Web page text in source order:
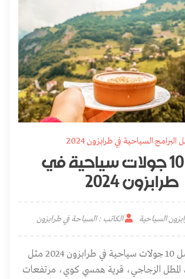
السياحية في طرابزون 2024
أجمل 10 جولات سياحية في
طرابزون 2024
السياحية الكاتب : السياحة في طرابزون
تعرف على أجمل 10 جولات سياحية في طرابزون 2024 مثل
المطل الزجاجي، قرية همسي كوي، مرتفعات